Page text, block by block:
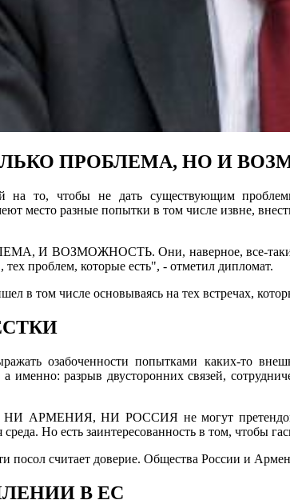
ПРОБЛЕМА, НО И
на то, чтобы не дать существующим
место разные попытки в том числе извне,
ВОЗМОЖНОСТЬ. Они, наверное, все-таки
тех проблем, которые есть", - отметил дипломат.
в том числе основываясь на тех встречах,
озабоченности попытками каких-то
а именно: разрыв двусторонних связей,
НИ РОССИЯ не могут претендовать
Но есть заинтересованность в том, чтобы
считает доверие. Общества России и
В ЕС